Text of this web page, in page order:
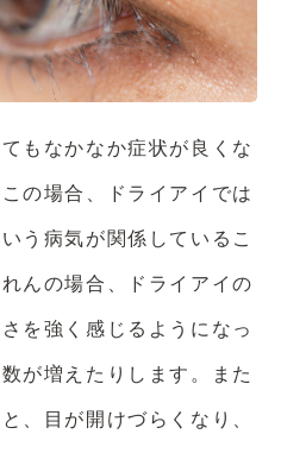
もなかなか症状が良くな
の場合、ドライアイでは
う病気が関係しているこ
んの場合、ドライアイの
を強く感じるようになっ
が増えたりします。また
、目が開けづらくなり、